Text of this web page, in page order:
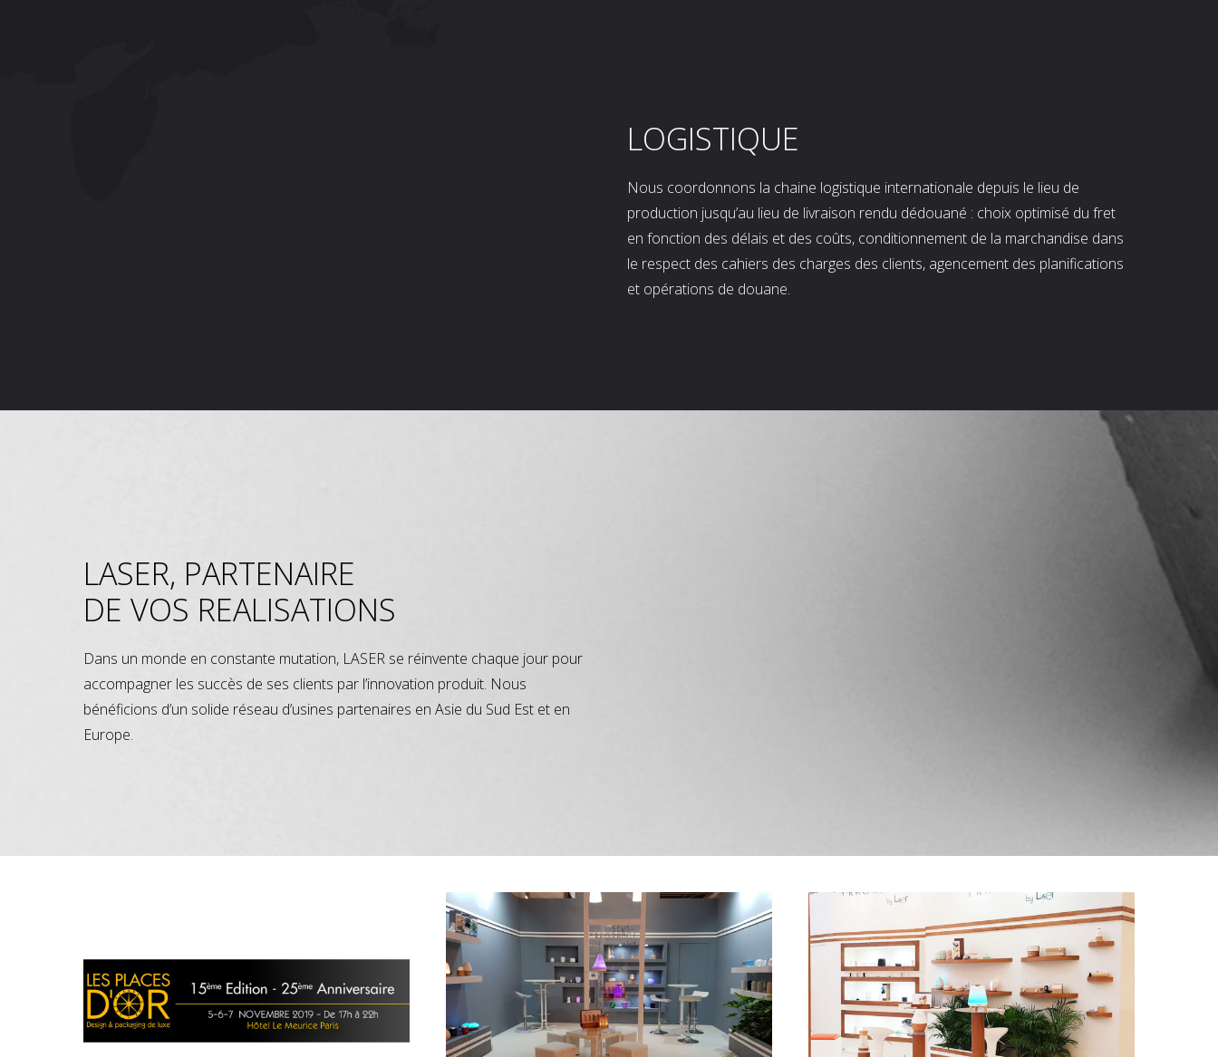
LOGISTIQUE
Nous coordonnons la chaine logistique internationale depuis le lieu de
production jusqu’au lieu de livraison rendu dédouané : choix optimisé du fret
en fonction des délais et des coûts, conditionnement de la marchandise dans
le respect des cahiers des charges des clients, agencement des planifications
et opérations de douane.
LASER, PARTENAIRE
DE VOS REALISATIONS
Dans un monde en constante mutation, LASER se réinvente chaque jour pour
accompagner les succès de ses clients par l’innovation produit. Nous
bénéficions d’un solide réseau d’usines partenaires en Asie du Sud Est et en
Europe.